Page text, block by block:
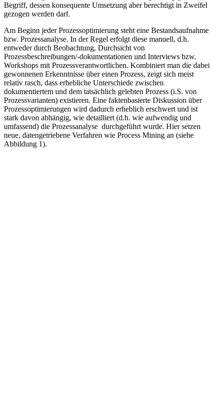
Begriff, dessen konsequente Umsetzung aber berechtigt in Zweifel
gezogen werden darf.
Am Beginn jeder Prozessoptimierung steht eine Bestandsaufnahme
bzw. Prozessanalyse. In der Regel erfolgt diese manuell, d.h.
entweder durch Beobachtung, Durchsicht von
Prozessbeschreibungen/-dokumentationen und Interviews bzw.
Workshops mit Prozessverantwortlichen. Kombiniert man die dabei
gewonnenen Erkenntnisse über einen Prozess, zeigt sich meist
relativ rasch, dass erhebliche Unterschiede zwischen
dokumentiertem und dem tatsächlich gelebten Prozess (i.S. von
Prozessvarianten) existieren. Eine faktenbasierte Diskussion über
Prozessoptimierungen wird dadurch erheblich erschwert und ist
stark davon abhängig, wie detailliert (d.h. wie aufwendig und
umfassend) die Prozessanalyse durchgeführt wurde. Hier setzen
neue, datengetriebene Verfahren wie Process Mining an (siehe
Abbildung 1).